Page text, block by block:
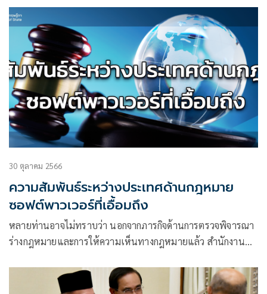
ระหว่างประเทศ
30 ตุลาคม 2566
ความสัมพันธ์ระหว่างประเทศด้านกฎหมาย
ซอฟต์พาวเวอร์ที่เอื้อมถึง
หลายท่านอาจไม่ทราบว่า นอกจากภารกิจด้านการตรวจพิจารณา
ร่างกฎหมายและการให้ความเห็นทางกฎหมายแล้ว สำนักงาน